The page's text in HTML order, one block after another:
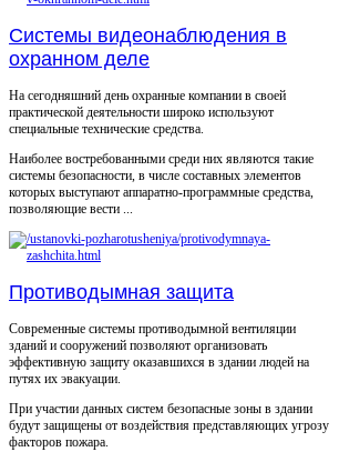
Системы видеонаблюдения в
охранном деле
На сегодняшний день охранные компании в своей
практической деятельности широко используют
специальные технические средства.
Наиболее востребованными среди них являются такие
системы безопасности, в числе составных элементов
которых выступают аппаратно-программные средства,
позволяющие вести ...
Противодымная защита
Современные системы противодымной вентиляции
зданий и сооружений позволяют организовать
эффективную защиту оказавшихся в здании людей на
путях их эвакуации.
При участии данных систем безопасные зоны в здании
будут защищены от воздействия представляющих угрозу
факторов пожара.